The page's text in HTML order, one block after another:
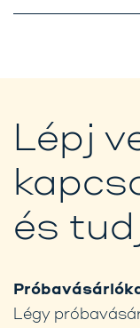
Lépj
és
Légy